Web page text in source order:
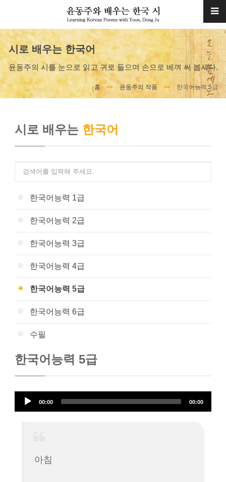
시로 배우는 한국어
윤동주의 시를 눈으로 읽고 귀로 들으며 손으로 베껴 써 봅시다.
홈 윤동주의 작품 한국어능력 5급
시로 배우는 한국어
한국어능력 1급
한국어능력 2급
한국어능력 3급
한국어능력 4급
한국어능력 5급
한국어능력 6급
수필
한국어능력 5급
00:00 00:00
아침